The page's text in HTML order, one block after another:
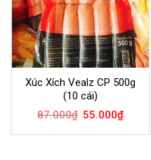
Xúc Xích Vealz CP 500g
(10 cái)
87.000₫ 55.000₫